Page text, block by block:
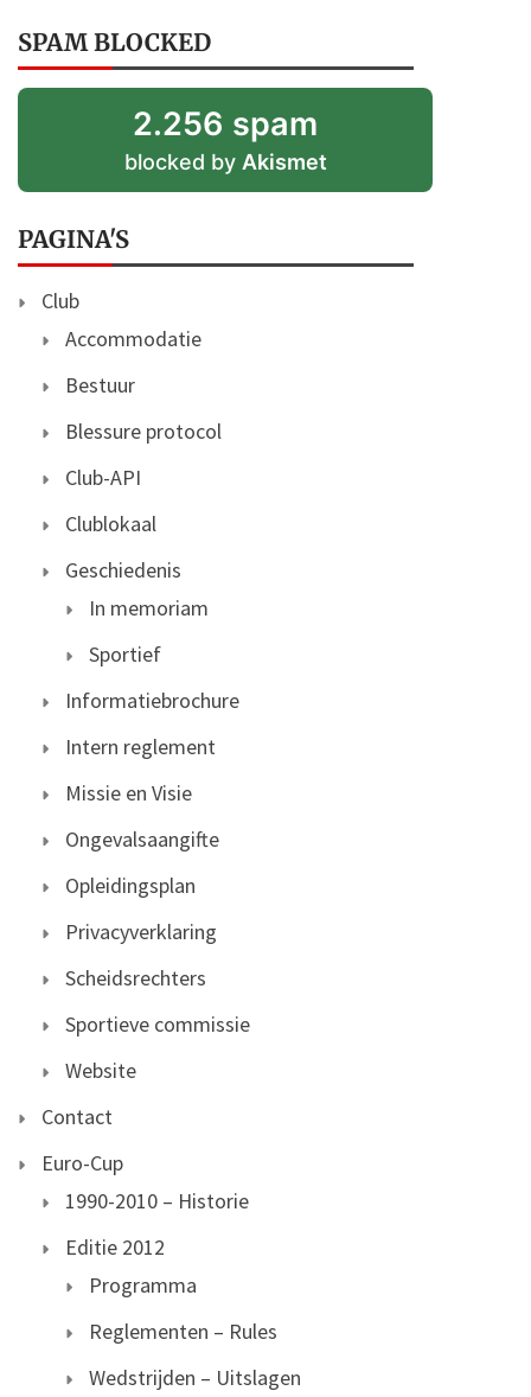
SPAM BLOCKED
2.256 spam
blocked by Akismet
PAGINA'S
Club
Accommodatie
Bestuur
Blessure protocol
Club-API
Clublokaal
Geschiedenis
In memoriam
Sportief
Informatiebrochure
Intern reglement
Missie en Visie
Ongevalsaangifte
Opleidingsplan
Privacyverklaring
Scheidsrechters
Sportieve commissie
Website
Contact
Euro-Cup
1990-2010 – Historie
Editie 2012
Programma
Reglementen – Rules
Wedstrijden – Uitslagen